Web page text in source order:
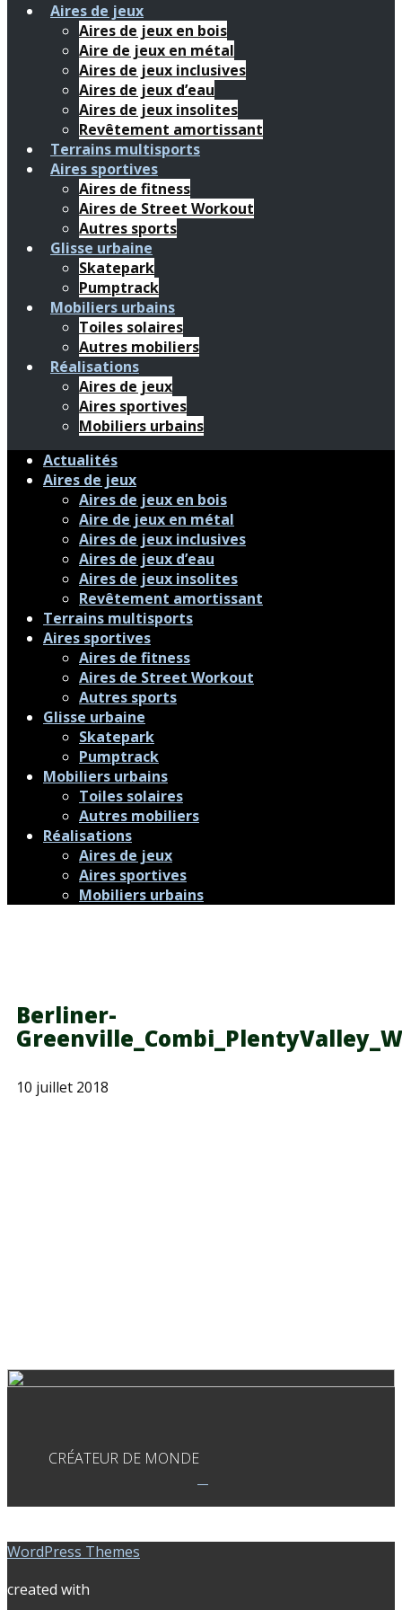
Aires de jeux
Aires de jeux en bois
Aire de jeux en métal
Aires de jeux inclusives
Aires de jeux d’eau
Aires de jeux insolites
Revêtement amortissant
Terrains multisports
Aires sportives
Aires de fitness
Aires de Street Workout
Autres sports
Glisse urbaine
Skatepark
Pumptrack
Mobiliers urbains
Toiles solaires
Autres mobiliers
Réalisations
Aires de jeux
Aires sportives
Mobiliers urbains
Actualités
Aires de jeux
Aires de jeux en bois
Aire de jeux en métal
Aires de jeux inclusives
Aires de jeux d’eau
Aires de jeux insolites
Revêtement amortissant
Terrains multisports
Aires sportives
Aires de fitness
Aires de Street Workout
Autres sports
Glisse urbaine
Skatepark
Pumptrack
Mobiliers urbains
Toiles solaires
Autres mobiliers
Réalisations
Aires de jeux
Aires sportives
Mobiliers urbains
Berliner-
10 juillet 2018
CRÉATEUR DE MONDE
WordPress Themes
created with